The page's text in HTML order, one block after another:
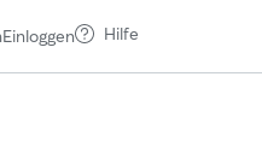
Einloggen Hilfe